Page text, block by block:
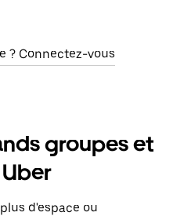
? Connectez-vous
groupes et
d'espace ou